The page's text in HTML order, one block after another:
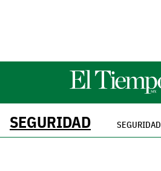
SEGURIDAD SEGURIDAD